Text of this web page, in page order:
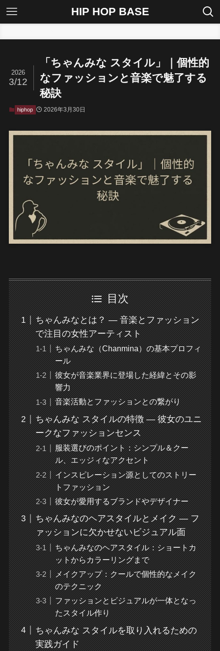
HIP HOP BASE
「ちゃんみな スタイル」｜個性的
なファッションと音楽で魅了する
秘訣
2026
3/12
hiphop 2026年3月30日
目次
ちゃんみなとは？ — 音楽とファッション
で注目の女性アーティスト
ちゃんみな（Chanmina）の基本プロフィ
ール
彼女が音楽業界に登場した経緯とその影
響力
音楽活動とファッションとの繋がり
ちゃんみな スタイルの特徴 — 彼女のユニ
ークなファッションセンス
服装選びのポイント：シンプル＆クー
ル、エッジィなアクセント
インスピレーション源としてのストリー
トファッション
彼女が愛用するブランドやデザイナー
ちゃんみなのヘアスタイルとメイク — フ
ァッションに欠かせないビジュアル面
ちゃんみなのヘアスタイル：ショートカ
ットからカラーリングまで
メイクアップ：クールで個性的なメイク
のテクニック
ファッションとビジュアルが一体となっ
たスタイル作り
ちゃんみな スタイルを取り入れるための
実践ガイド